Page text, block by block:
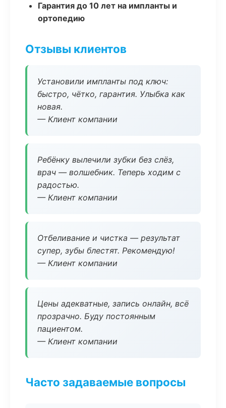
Гарантия до 10 лет на импланты и
ортопедию
Отзывы клиентов
Установили импланты под ключ:
быстро, чётко, гарантия. Улыбка как
новая.
— Клиент компании
Ребёнку вылечили зубки без слёз,
врач — волшебник. Теперь ходим с
радостью.
— Клиент компании
Отбеливание и чистка — результат
супер, зубы блестят. Рекомендую!
— Клиент компании
Цены адекватные, запись онлайн, всё
прозрачно. Буду постоянным
пациентом.
— Клиент компании
Часто задаваемые вопросы